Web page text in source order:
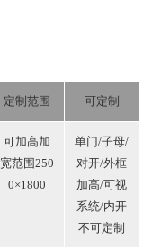
定制范围 可定制
可加高加
宽范围250
0×1800
单门/子母/
对开/外框
加高/可视
系统/内开
不可定制